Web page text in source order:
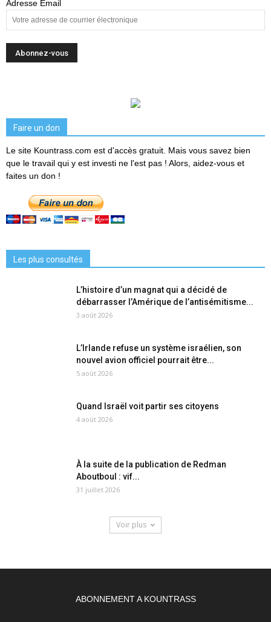
Adresse Email
Faire un don
Le site Kountrass.com est d'accès gratuit. Mais vous savez bien
que le travail qui y est investi ne l'est pas ! Alors, aidez-vous et
faites un don !
Les plus consultés
L’histoire d’un magnat qui a décidé de
débarrasser l’Amérique de l’antisémitisme...
3 août 2026
L’Irlande refuse un système israélien, son
nouvel avion officiel pourrait être...
5 août 2026
Quand Israël voit partir ses citoyens
4 août 2026
À la suite de la publication de Redman
Aboutboul : vif...
31 juillet 2026
Voir plus
ABONNEMENT A KOUNTRASS